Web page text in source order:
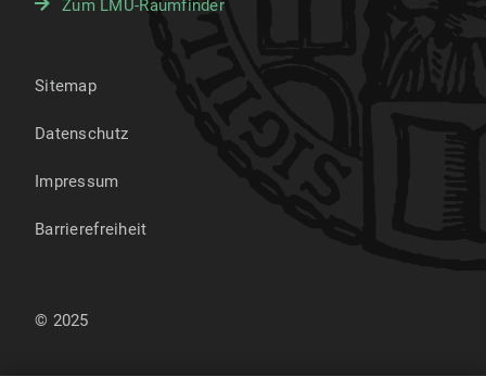
Zum LMU-Raumfinder
Sitemap
Datenschutz
Impressum
Barrierefreiheit
© 2025